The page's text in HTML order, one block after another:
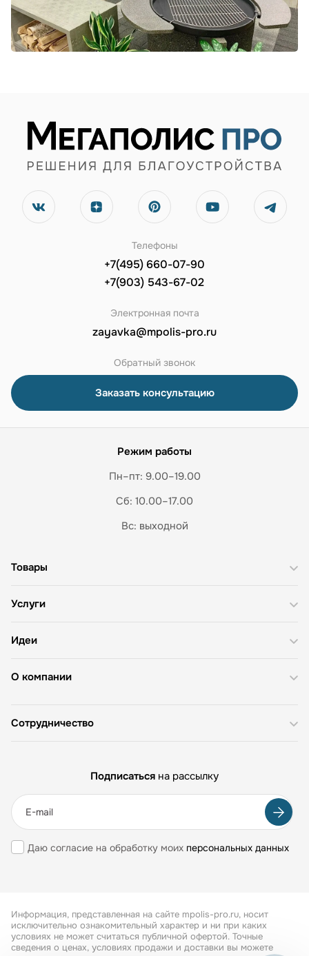
Телефоны
+7(495) 660-07-90
+7(903) 543-67-02
Электронная почта
zayavka@mpolis-pro.ru
Обратный звонок
Заказать консультацию
Режим работы
Пн–пт: 9.00–19.00
Сб: 10.00–17.00
Вс: выходной
О компании
Товары
Услуги
Идеи
Сотрудничество
Подписаться на рассылку
Даю согласие на обработку моих персональных данных
Информация, представленная на сайте mpolis-pro.ru, носит
исключительно ознакомительный характер и ни при каких
условиях не может считаться публичной офертой. Точные
сведения о ценах, условиях продажи и доставки вы можете